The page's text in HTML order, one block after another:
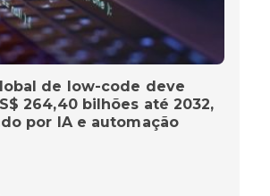
de low-code deve
264,40 bilhões até 2032,
por IA e automação